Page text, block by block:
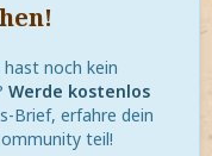
noch kein
Werde kostenlos
Brief, erfahre dein
teil!